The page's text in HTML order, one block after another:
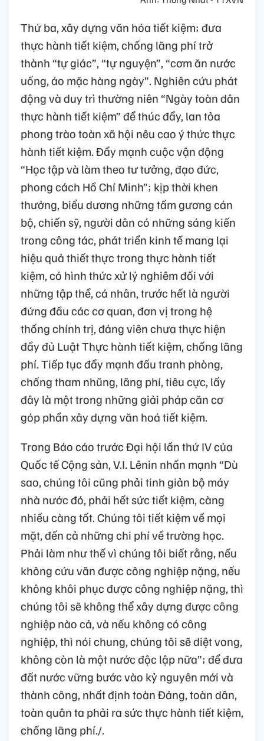
Thứ ba, xây dựng văn hóa tiết kiệm; đưa
thực hành tiết kiệm, chống lãng phí trở
thành “tự giác”, “tự nguyện”, “cơm ăn nước
uống, áo mặc hàng ngày”. Nghiên cứu phát
động và duy trì thường niên “Ngày toàn dân
thực hành tiết kiệm” để thúc đẩy, lan tỏa
phong trào toàn xã hội nêu cao ý thức thực
hành tiết kiệm. Đẩy mạnh cuộc vận động
“Học tập và làm theo tư tưởng, đạo đức,
phong cách Hồ Chí Minh”; kịp thời khen
thưởng, biểu dương những tấm gương cán
bộ, chiến sỹ, người dân có những sáng kiến
trong công tác, phát triển kinh tế mang lại
hiệu quả thiết thực trong thực hành tiết
kiệm, có hình thức xử lý nghiêm đối với
những tập thể, cá nhân, trước hết là người
đứng đầu các cơ quan, đơn vị trong hệ
thống chính trị, đảng viên chưa thực hiện
đầy đủ Luật Thực hành tiết kiệm, chống lãng
phí. Tiếp tục đẩy mạnh đấu tranh phòng,
chống tham nhũng, lãng phí, tiêu cực, lấy
đây là một trong những giải pháp căn cơ
góp phần xây dựng văn hoá tiết kiệm.
Trong Báo cáo trước Đại hội lần thứ IV của
Quốc tế Cộng sản, V.I. Lênin nhấn mạnh “Dù
sao, chúng tôi cũng phải tinh giản bộ máy
nhà nước đó, phải hết sức tiết kiệm, càng
nhiều càng tốt. Chúng tôi tiết kiệm về mọi
mặt, đến cả những chi phí về trường học.
Phải làm như thế vì chúng tôi biết rằng, nếu
không cứu vãn được công nghiệp nặng, nếu
không khôi phục được công nghiệp nặng, thì
chúng tôi sẽ không thể xây dựng được công
nghiệp nào cả, và nếu không có công
nghiệp, thì nói chung, chúng tôi sẽ diệt vong,
không còn là một nước độc lập nữa”; để đưa
đất nước vững bước vào kỷ nguyên mới và
thành công, nhất định toàn Đảng, toàn dân,
toàn quân ta phải ra sức thực hành tiết kiệm,
chống lãng phí./.